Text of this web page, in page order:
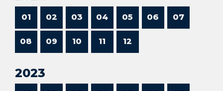
01 02 03 04 05 06 07
08 09 10 11 12
2023